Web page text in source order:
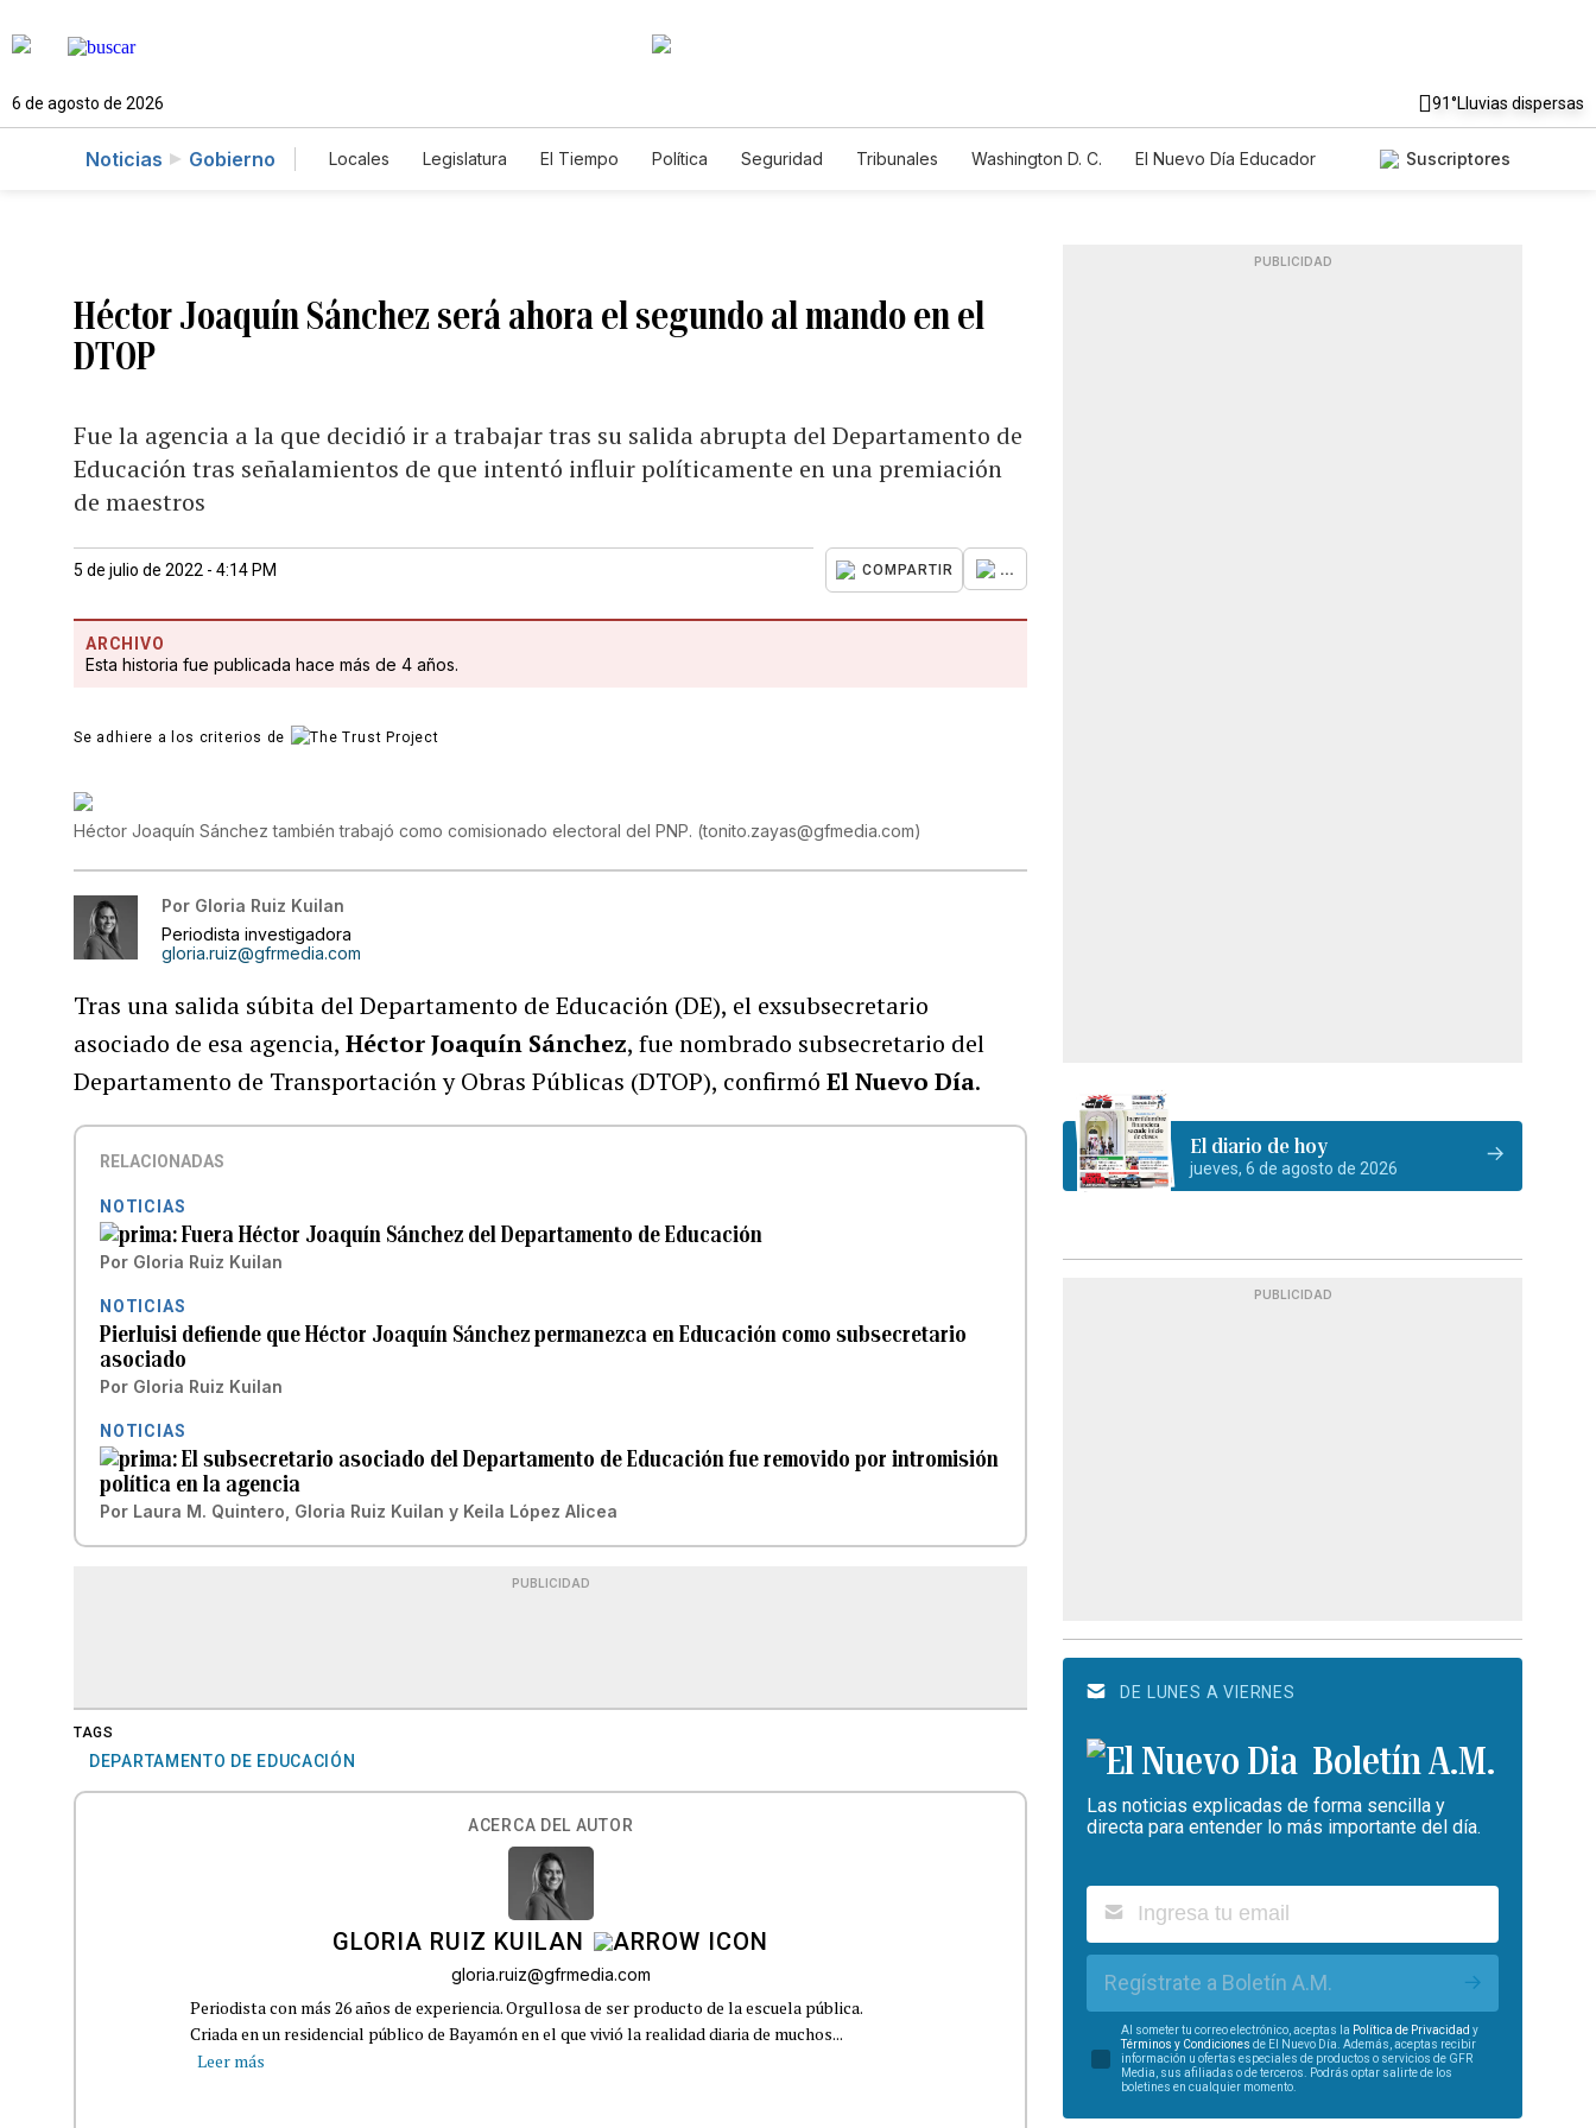
6 de agosto de 2026 91°Lluvias dispersas
Noticias Gobierno Locales Legislatura El Tiempo Política Seguridad Tribunales Washington D. C.
El Nuevo Día Educador
Suscriptores
Héctor Joaquín Sánchez será ahora el segundo al mando en el
DTOP
Fue la agencia a la que decidió ir a trabajar tras su salida abrupta del Departamento de
Educación tras señalamientos de que intentó influir políticamente en una premiación
de maestros
5 de julio de 2022 - 4:14 PM COMPARTIR ...
ARCHIVO
Esta historia fue publicada hace más de 4 años.
Se adhiere a los criterios de
Héctor Joaquín Sánchez también trabajó como comisionado electoral del PNP. (tonito.zayas@gfmedia.com)
Por Gloria Ruiz Kuilan
Periodista investigadora
gloria.ruiz@gfrmedia.com
Tras una salida súbita del Departamento de Educación (DE), el exsubsecretario
asociado de esa agencia,Héctor Joaquín Sánchez, fue nombrado subsecretario del
Departamento de Transportación y Obras Públicas (DTOP), confirmóEl Nuevo Día.
RELACIONADAS
NOTICIAS
Fuera Héctor Joaquín Sánchez del Departamento de Educación
Por Gloria Ruiz Kuilan
NOTICIAS
Pierluisi defiende que Héctor Joaquín Sánchez permanezca en Educación como subsecretario
asociado
Por Gloria Ruiz Kuilan
NOTICIAS
El subsecretario asociado del Departamento de Educación fue removido por intromisión
política en la agencia
Por Laura M. Quintero Gloria Ruiz Kuilan y Keila López Alicea
PUBLICIDAD
TAGS
DEPARTAMENTO DE EDUCACIÓN
ACERCA DEL AUTOR
GLORIA RUIZ KUILAN
gloria.ruiz@gfrmedia.com
Periodista con más 26 años de experiencia. Orgullosa de ser producto de la escuela pública.
Criada en un residencial público de Bayamón en el que vivió la realidad diaria de muchos...
Leer más
PUBLICIDAD
El diario de hoy
jueves, 6 de agosto de 2026
PUBLICIDAD
DE LUNES A VIERNES
Boletín A.M.
Las noticias explicadas de forma sencilla y
directa para entender lo más importante del día.
Regístrate a Boletín A.M.
Al someter tu correo electrónico, aceptas la Política de Privacidad y
Términos y Condiciones de El Nuevo Día. Además, aceptas recibir
información u ofertas especiales de productos o servicios de GFR
Media, sus afiliadas o de terceros. Podrás optar salirte de los
boletines en cualquier momento.